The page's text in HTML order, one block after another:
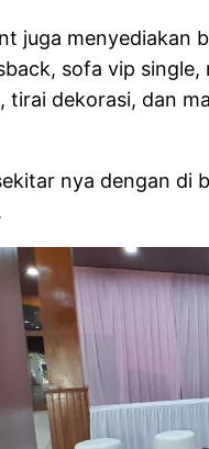
juga
sofa vip
dekorasi, dan
nya dengan